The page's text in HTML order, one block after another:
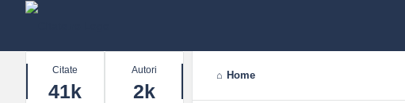
Home
Stats
Citate
41k
Autori
2k